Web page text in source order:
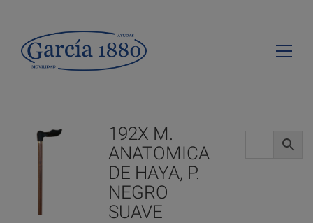
192X M.
ANATOMICA
DE HAYA, P.
NEGRO
SUAVE